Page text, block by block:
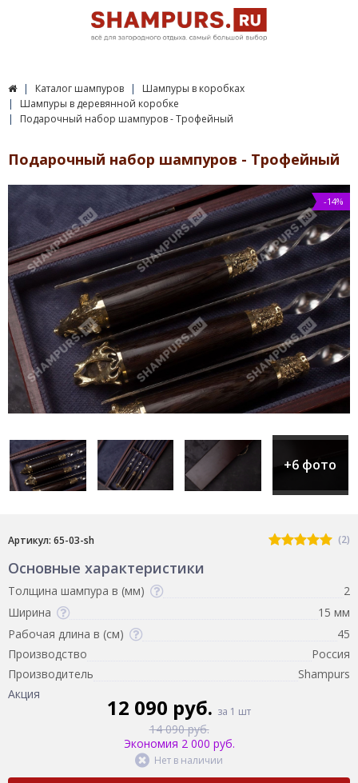
Каталог шампуров
Шампуры в коробках
Шампуры в деревянной коробке
Подарочный набор шампуров - Трофейный
Подарочный набор шампуров - Трофейный
-14%
+6 фото
Артикул: 65-03-sh (2)
Основные характеристики
Толщина шампура в (мм)
2
Ширина
15 мм
Рабочая длина в (см)
45
Производство
Россия
Производитель
Shampurs
Акция
12 090 руб. за 1 шт
14 090 руб.
Экономия 2 000 руб.
Нет в наличии